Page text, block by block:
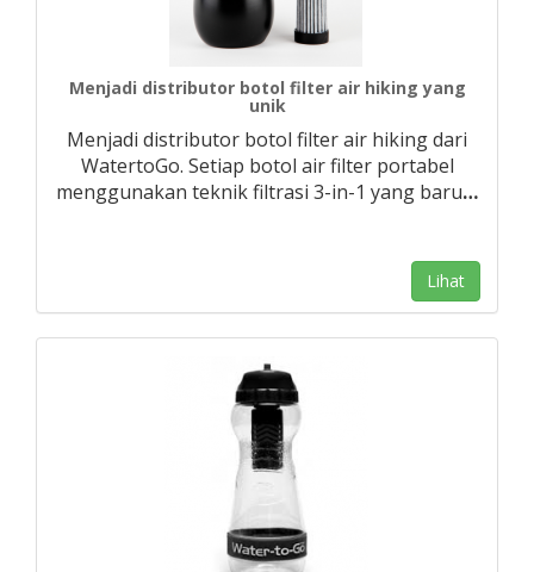
Menjadi distributor botol filter air hiking yang
unik
Menjadi distributor botol filter air hiking dari
WatertoGo. Setiap botol air filter portabel
menggunakan teknik filtrasi 3-in-1 yang baru…
Lihat